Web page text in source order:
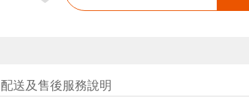
配送及售後服務說明